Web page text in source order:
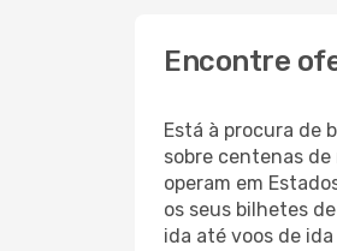
Encontre
Está à procura de
sobre centenas
operam em
os seus bilhetes
ida até voos de